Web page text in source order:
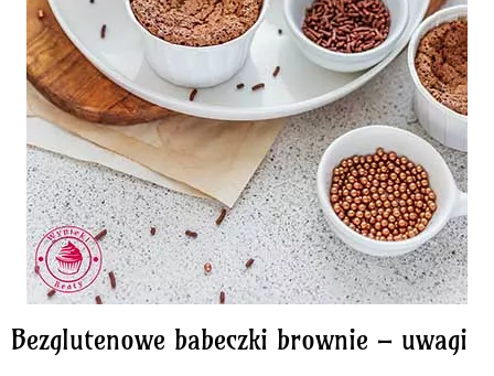
Bezglutenowe babeczki brownie – uwagi